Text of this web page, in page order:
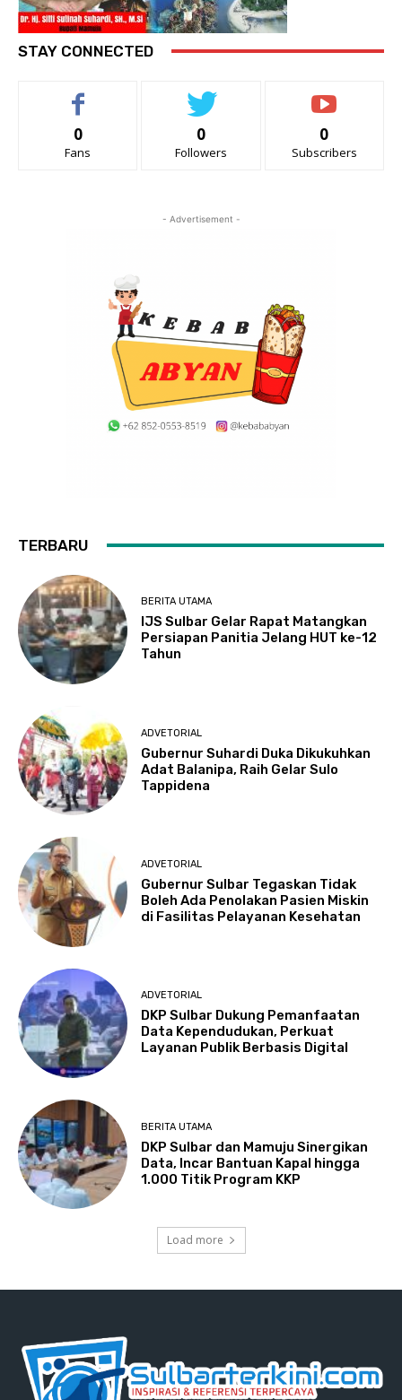
STAY CONNECTED
0
Fans
0
Followers
0
Subscribers
- Advertisement -
TERBARU
BERITA UTAMA
IJS Sulbar Gelar Rapat Matangkan
Persiapan Panitia Jelang HUT ke-12
Tahun
ADVETORIAL
Gubernur Suhardi Duka Dikukuhkan
Adat Balanipa, Raih Gelar Sulo
Tappidena
ADVETORIAL
Gubernur Sulbar Tegaskan Tidak
Boleh Ada Penolakan Pasien Miskin
di Fasilitas Pelayanan Kesehatan
ADVETORIAL
DKP Sulbar Dukung Pemanfaatan
Data Kependudukan, Perkuat
Layanan Publik Berbasis Digital
BERITA UTAMA
DKP Sulbar dan Mamuju Sinergikan
Data, Incar Bantuan Kapal hingga
1.000 Titik Program KKP
Load more